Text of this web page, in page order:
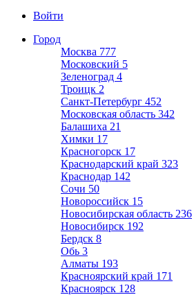
Войти
Город
Москва 777
Московский 5
Зеленоград 4
Троицк 2
Санкт-Петербург 452
Московская область 342
Балашиха 21
Химки 17
Красногорск 17
Краснодарский край 323
Краснодар 142
Сочи 50
Новороссийск 15
Новосибирская область 236
Новосибирск 192
Бердск 8
Обь 3
Алматы 193
Красноярский край 171
Красноярск 128